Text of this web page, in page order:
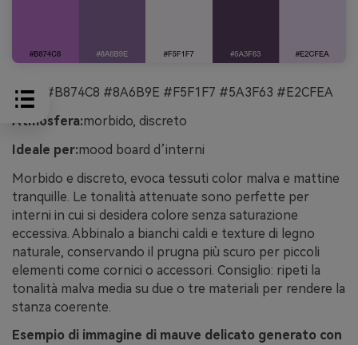
HEX:
#B874C8 #8A6B9E #F5F1F7 #5A3F63 #E2CFEA
Atmosfera:morbido, discreto
Ideale per:mood board d’interni
Morbido e discreto, evoca tessuti color malva e mattine
tranquille. Le tonalità attenuate sono perfette per
interni in cui si desidera colore senza saturazione
eccessiva. Abbinalo a bianchi caldi e texture di legno
naturale, conservando il prugna più scuro per piccoli
elementi come cornici o accessori. Consiglio: ripeti la
tonalità malva media su due o tre materiali per rendere la
stanza coerente.
Esempio di immagine di mauve delicato generato con